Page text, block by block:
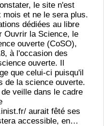
le site n'est
mois et ne le sera plus.
dédiées au libre
Ouvrir la Science, le
ouverte (CoSO),
à l'occasion des
ouverte. Il
que celui-ci puisqu'il
de la science ouverte.
veille dans le cadre
aurait fêté ses
accessible, en…